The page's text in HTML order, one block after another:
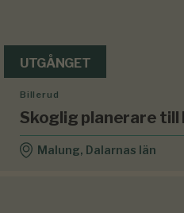
UTGÅNGET
Billerud
Skoglig planerare till
Malung, Dalarnas län